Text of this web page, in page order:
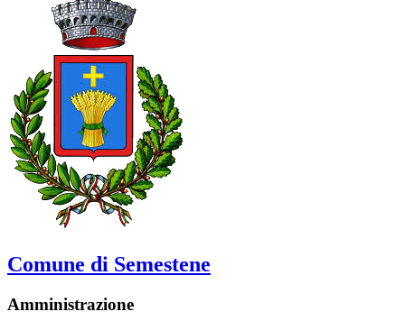
Comune di Semestene
Amministrazione